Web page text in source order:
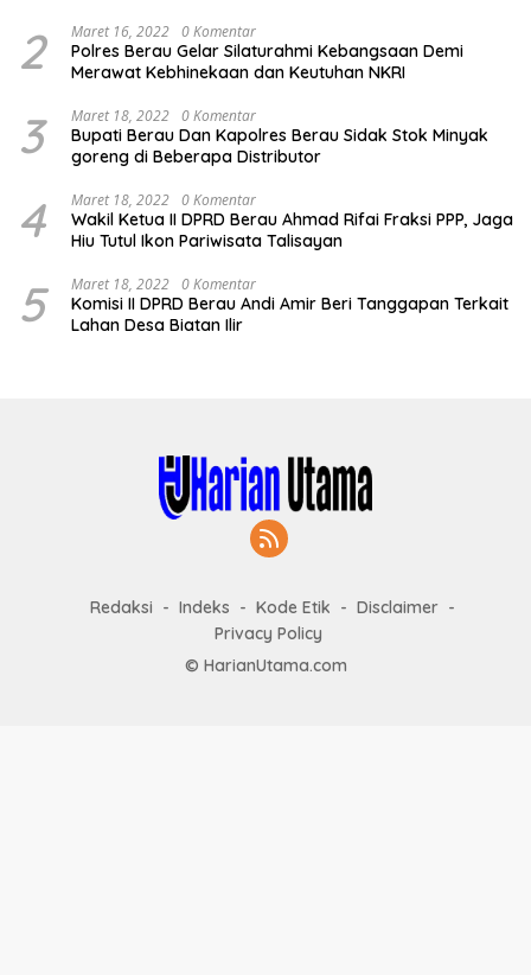
2 Maret 16, 2022 0 Komentar
Polres Berau Gelar Silaturahmi Kebangsaan Demi
Merawat Kebhinekaan dan Keutuhan NKRI
3 Maret 18, 2022 0 Komentar
Bupati Berau Dan Kapolres Berau Sidak Stok Minyak
goreng di Beberapa Distributor
4 Maret 18, 2022 0 Komentar
Wakil Ketua II DPRD Berau Ahmad Rifai Fraksi PPP, Jaga
Hiu Tutul Ikon Pariwisata Talisayan
5 Maret 18, 2022 0 Komentar
Komisi II DPRD Berau Andi Amir Beri Tanggapan Terkait
Lahan Desa Biatan Ilir
Redaksi Indeks Kode Etik
Disclaimer
Privacy Policy
© HarianUtama.com